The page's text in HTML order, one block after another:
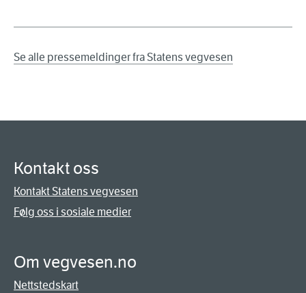
Se alle pressemeldinger fra Statens vegvesen
Kontakt oss
Kontakt Statens vegvesen
Følg oss i sosiale medier
Om vegvesen.no
Nettstedskart